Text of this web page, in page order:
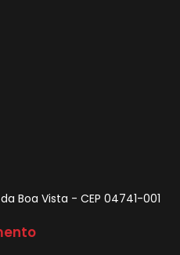
Boa Vista - CEP 04741-001